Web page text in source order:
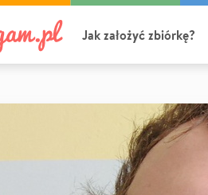
Jak założyć zbiórkę?